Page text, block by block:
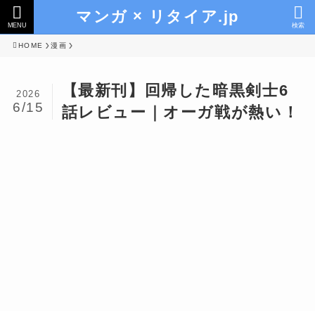
マンガ × リタイア.jp 検索
MENU
HOME 漫画
【最新刊】回帰した暗黒剣士6
話レビュー｜オーガ戦が熱い！
2026
6/15